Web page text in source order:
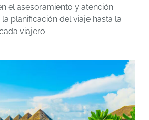
el asesoramiento y atención
planificación del viaje hasta la
viajero.